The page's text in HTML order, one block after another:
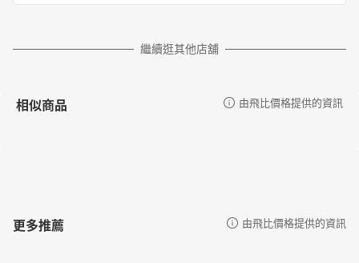
繼續逛其他店舖
相似商品 由飛比價格提供的資訊
更多推薦 由飛比價格提供的資訊